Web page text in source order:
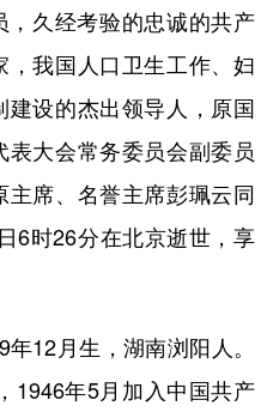
图片 政务
银龄 溯源中国
能源 会展
亚太网 上市公司
久经考验的忠诚的共产
，我国人口卫生工作、妇
设的杰出领导人，原国
大会常务委员会副委员
席、名誉主席彭珮云同
6时26分在北京逝世，享
12月生，湖南浏阳人。
1946年5月加入中国共产